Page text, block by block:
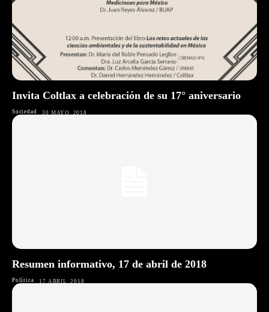
Invita Coltlax a celebración de su 17° aniversario
Sociedad 30 MAYO, 2018
Resumen informativo, 17 de abril de 2018
Política 17 ABRIL, 2018